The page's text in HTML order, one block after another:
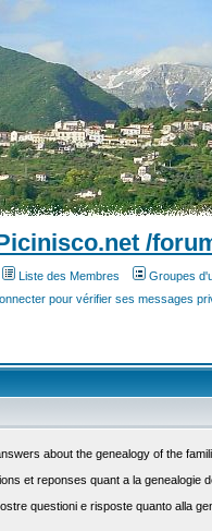
/
Liste des Membres Groupes
pour vérifier ses messages
about the genealogy of the
et reponses quant a la genealogie
questioni e risposte quanto alla